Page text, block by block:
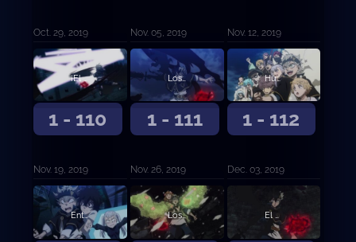
Oct. 29, 2019 Nov. 05, 2019 Nov. 12, 2019
1 - 110
¡El Toro Negro Embravecido se une a la batalla!
Nov. 19, 2019
1 - 111
Los ojos del espejo
Nov. 26, 2019
1 - 112
Humanos en quienes confiar
Dec. 03, 2019
Entrando al Palacio de las Sombras Los invasores finales El cerebro